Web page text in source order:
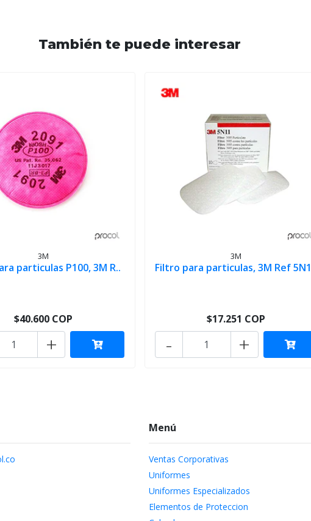
También te puede interesar
3M
particulas P100, 3M R..
$40.600 COP
+
3M
Filtro para particulas, 3M Ref
$17.251 COP
+
-
Menú
Ventas Corporativas
Uniformes
Uniformes Especializados
Elementos de Proteccion